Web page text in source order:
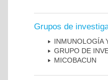
Grupos de
INMUNOLOGÍA
GRUPO DE
MICOBAC­UN